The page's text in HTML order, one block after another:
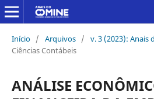
Início / Arquivos / v. 3 (2023): Anais
Ciências Contábeis
ANÁLISE